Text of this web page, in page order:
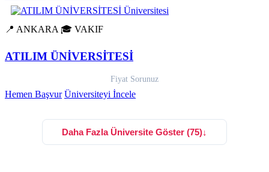
📍 ANKARA 🎓 VAKIF
ATILIM ÜNİVERSİTESİ
Fiyat Sorunuz
Hemen Başvur Üniversiteyi İncele
Daha Fazla Üniversite Göster (75)↓